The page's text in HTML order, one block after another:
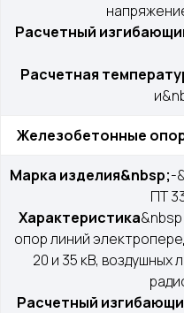
Расчетный
Расчетная
Железобетонные
Марка изделия&nbsp;-
ПТ
Характеристика
опор линий
20 и 35 кВ, воздушных
Расчетный
Контакты
+7 (499)
Сертификаты
ООО "КАБЕЛЬНЫЕ ТЕХНОЛОГИИ"
143363, Московская обл., г.о.
г. Апрелевка, ул. Парковая, д. 1,